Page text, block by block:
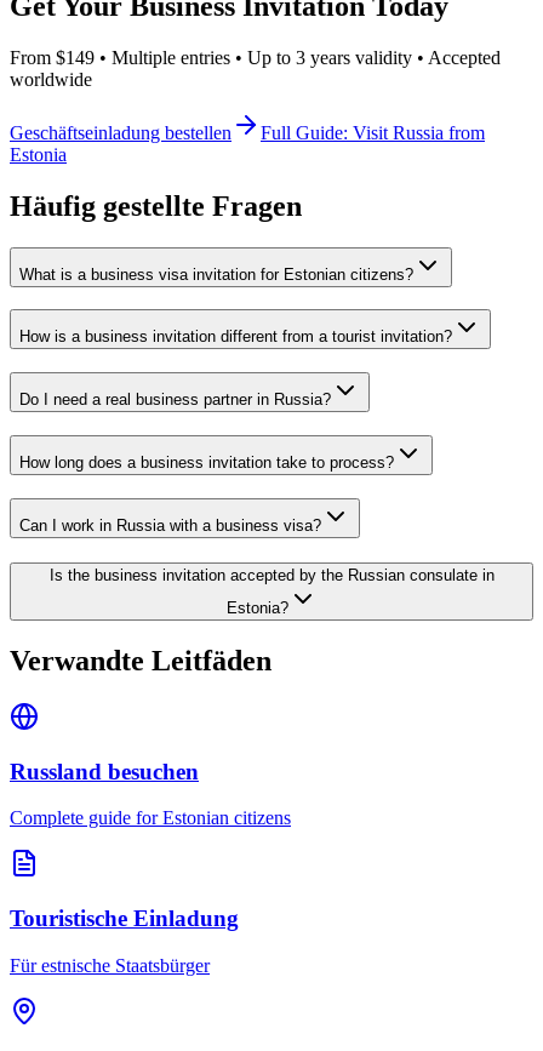
From $149 • Multiple entries • Up to 3 years validity • Accepted
worldwide
Geschäftseinladung bestellen
Full Guide: Visit Russia from
Estonia
Häufig gestellte Fragen
What is a business visa invitation for Estonian citizens?
How is a business invitation different from a tourist invitation?
Do I need a real business partner in Russia?
How long does a business invitation take to process?
Can I work in Russia with a business visa?
Is the business invitation accepted by the Russian consulate in
Estonia?
Verwandte Leitfäden
Russland besuchen
Complete guide for Estonian citizens
Touristische Einladung
Für estnische Staatsbürger